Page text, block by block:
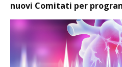
nuovi Comitati per